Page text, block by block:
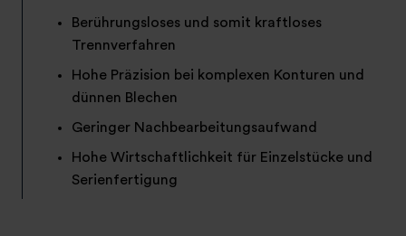
Berührungsloses und somit kraftloses
Trennverfahren
Hohe Präzision bei komplexen Konturen und
dünnen Blechen
Geringer Nachbearbeitungsaufwand
Hohe Wirtschaftlichkeit für Einzelstücke und
Serienfertigung